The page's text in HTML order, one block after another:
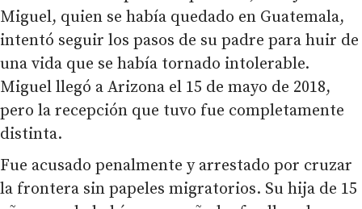
Miguel, quien se había quedado en Guatemala,
intentó seguir los pasos de su padre para huir de
una vida que se había tornado intolerable.
Miguel llegó a Arizona el 15 de mayo de 2018,
pero la recepción que tuvo fue completamente
distinta.
Fue acusado penalmente y arrestado por cruzar
la frontera sin papeles migratorios. Su hija de 15